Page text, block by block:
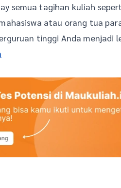
semua tagihan kuliah
atau orang tua
tinggi Anda menjadi